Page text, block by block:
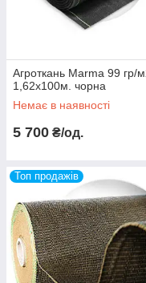
Агроткань Marma 99 гр/
1,62х100м. чорна
Немає в наявності
5 700 ₴/од.
Топ продажів